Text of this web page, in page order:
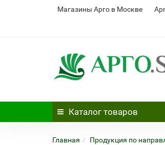
Магазины Арго в Москве
Каталог товаров
Главная Продукция по